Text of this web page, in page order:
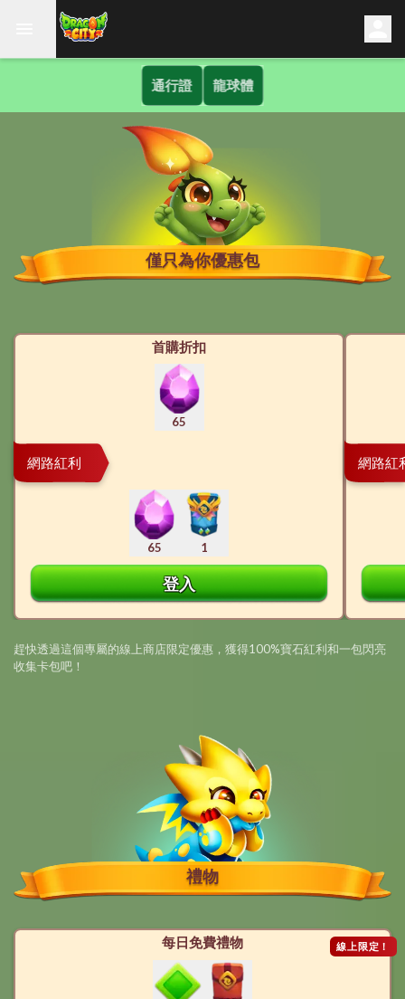
通行證 龍球體
僅只為你優惠包
首購折扣
65
網路紅利
65 1
登入
網路紅
趕快透過這個專屬的線上商店限定優惠，獲得100%寶石紅利和一包閃亮
收集卡包吧！
禮物
線上限定！
每日免費禮物